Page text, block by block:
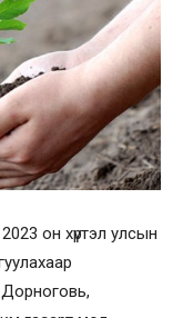
он хүртэл улсын